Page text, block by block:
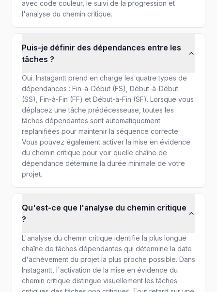
avec code couleur, le suivi de la progression et
l'analyse du chemin critique.
Puis-je définir des dépendances entre les
tâches ?
Oui. Instagantt prend en charge les quatre types de
dépendances : Fin-à-Début (FS), Début-à-Début
(SS), Fin-à-Fin (FF) et Début-à-Fin (SF). Lorsque vous
déplacez une tâche prédécesseuse, toutes les
tâches dépendantes sont automatiquement
replanifiées pour maintenir la séquence correcte.
Vous pouvez également activer la mise en évidence
du chemin critique pour voir quelle chaîne de
dépendance détermine la durée minimale de votre
projet.
Qu'est-ce que l'analyse du chemin critique
?
L'analyse du chemin critique identifie la plus longue
chaîne de tâches dépendantes qui détermine la date
d'achèvement du projet la plus proche possible. Dans
Instagantt, l'activation de la mise en évidence du
chemin critique distingue visuellement les tâches